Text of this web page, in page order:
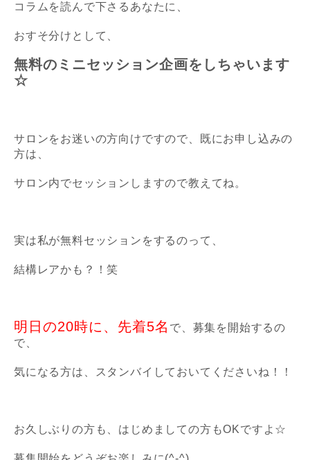
コラムを読んで下さるあなたに、
おすそ分けとして、
無料のミニセッション企画をしちゃいます
☆
サロンをお迷いの方向けですので、既にお申し込みの
方は、
サロン内でセッションしますので教えてね。
実は私が無料セッションをするのって、
結構レアかも？！笑
明日の20時に、先着5名 で、募集を開始するの
で、
気になる方は、スタンバイしておいてくださいね！！
お久しぶりの方も、はじめましての方もOKですよ☆